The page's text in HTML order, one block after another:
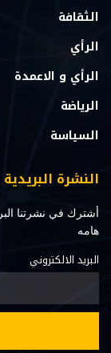
الثقافة
الرأي
الرأي و الاعمدة
الرياضة
السياسة
النشرة البريدية
أشترك في نشرتنا
هامه
البريد الالكتروني